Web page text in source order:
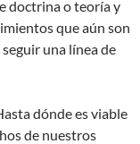
doctrina o teoría y
que aún son
una línea de
dónde es viable
de nuestros